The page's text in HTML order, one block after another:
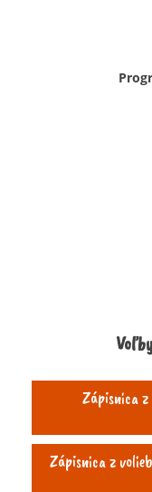
Zápisnica
Zápisnica z